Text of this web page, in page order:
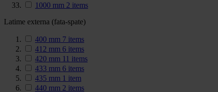
1000 mm 2 items
Latime externa (fata-spate)
400 mm 7 items
412 mm 6 items
420 mm 11 items
433 mm 6 items
435 mm 1 item
440 mm 2 items